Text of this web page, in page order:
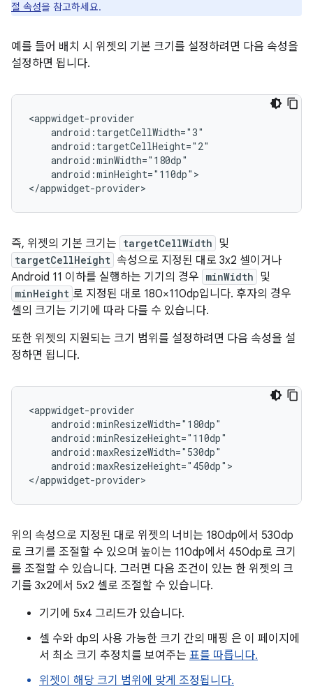
절 속성을 참고하세요.
예를 들어 배치 시 위젯의 기본 크기를 설정하려면 다음 속성을
설정하면 됩니다.
android:minHeight="110dp">
즉, 위젯의 기본 크기는 targetCellWidth 및
targetCellHeight 속성으로 지정된 대로 3x2 셀이거나
Android 11 이하를 실행하는 기기의 경우 minWidth 및
minHeight 로 지정된 대로 180×110dp입니다. 후자의 경우
셀의 크기는 기기에 따라 다를 수 있습니다.
또한 위젯의 지원되는 크기 범위를 설정하려면 다음 속성을 설
정하면 됩니다.
android:maxResizeHeight="450dp">
위의 속성으로 지정된 대로 위젯의 너비는 180dp에서 530dp
로 크기를 조절할 수 있으며 높이는 110dp에서 450dp로 크기
를 조절할 수 있습니다. 그러면 다음 조건이 있는 한 위젯의 크
기를 3x2에서 5x2 셀로 조절할 수 있습니다.
기기에 5x4 그리드가 있습니다.
셀 수와 dp의 사용 가능한 크기 간의 매핑 은 이 페이지에
서 최소 크기 추정치를 보여주는 표를 따릅니다.
위젯이 해당 크기 범위에 맞게 조정됩니다.